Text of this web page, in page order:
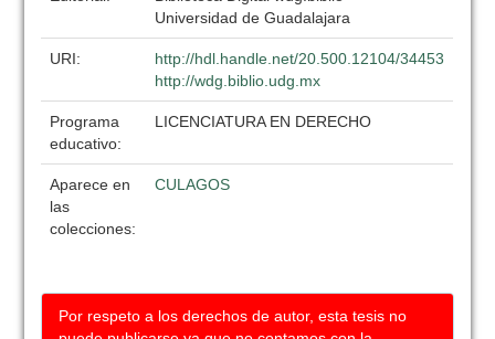
Universidad de Guadalajara
URI:
http://hdl.handle.net/20.500.12104/34453
http://wdg.biblio.udg.mx
Programa
educativo:
LICENCIATURA EN DERECHO
Aparece en
las
colecciones:
CULAGOS
Por respeto a los derechos de autor, esta tesis no